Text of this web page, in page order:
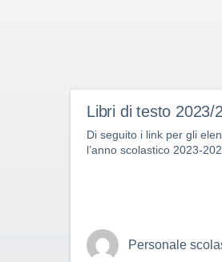
Libri di testo 2023/
Di seguito i link per gli
l’anno scolastico 2023-
Personale